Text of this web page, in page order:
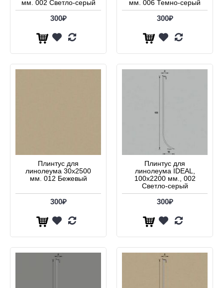
мм. 002 Светло-серый
300₽
мм. 006 Темно-серый
300₽
Плинтус для
линолеума 30х2500
мм. 012 Бежевый
300₽
Плинтус для
линолеума IDEAL,
100х2200 мм., 002
Светло-серый
300₽